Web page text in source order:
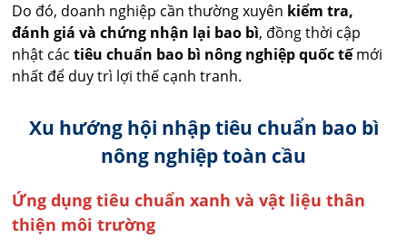
Do đó, doanh nghiệp cần thường xuyên kiểm tra,
đánh giá và chứng nhận lại bao bì, đồng thời cập
nhật cáctiêu chuẩn bao bì nông nghiệp quốc tếmới
nhất để duy trì lợi thế cạnh tranh.
Xu hướng hội nhập tiêu chuẩn bao bì
nông nghiệp toàn cầu
Ứng dụng tiêu chuẩn xanh và vật liệu thân
thiện môi trường